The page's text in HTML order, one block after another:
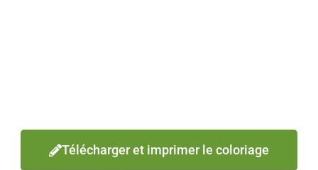
Télécharger et imprimer le coloriage